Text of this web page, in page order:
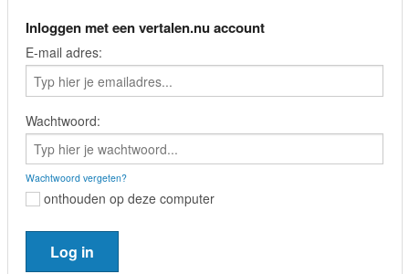
Inloggen met een vertalen.nu account
E-mail adres:
Wachtwoord:
Wachtwoord vergeten?
onthouden op deze computer